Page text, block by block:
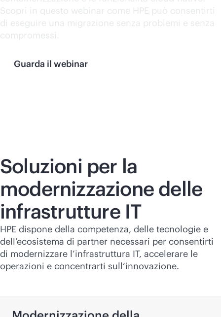
Scopri in questo webinar come HPE può consentirti
di eseguire una migrazione senza problemi e senza
compromessi.
Guarda il webinar
Soluzioni per la
modernizzazione delle
infrastrutture IT
HPE dispone della competenza, delle tecnologie e
dell’ecosistema di partner necessari per consentirti
di modernizzare l’infrastruttura IT, accelerare le
operazioni e concentrarti sull’innovazione.